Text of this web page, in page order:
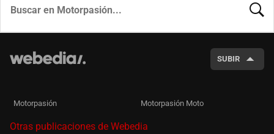
SUBIR
Motorpasión Motorpasión Moto
Otras publicaciones de Webedia